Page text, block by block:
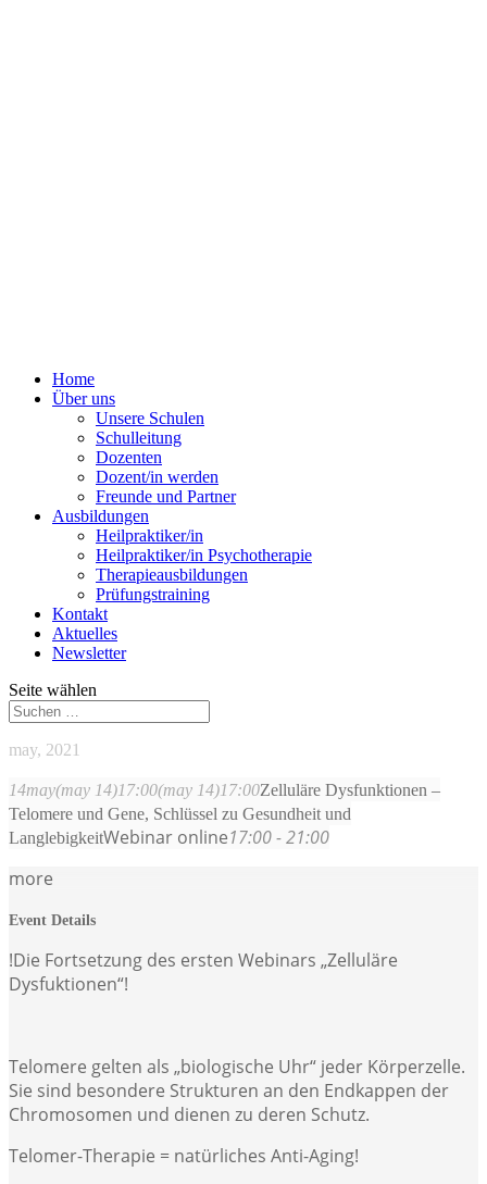
Home
Über uns
Unsere Schulen
Schulleitung
Dozenten
Dozent/in werden
Freunde und Partner
Ausbildungen
Heilpraktiker/in
Heilpraktiker/in Psychotherapie
Therapieausbildungen
Prüfungstraining
Kontakt
Aktuelles
Newsletter
Seite wählen
may, 2021
14may(may 14)17:00(may 14)17:00Zelluläre Dysfunktionen –
Telomere und Gene, Schlüssel zu Gesundheit und
LanglebigkeitWebinar online17:00 - 21:00
more
Event Details
!Die Fortsetzung des ersten Webinars „Zelluläre
Dysfuktionen“!
Telomere gelten als „biologische Uhr“ jeder Körperzelle.
Sie sind besondere Strukturen an den Endkappen der
Chromosomen und dienen zu deren Schutz.
Telomer-Therapie = natürliches Anti-Aging!